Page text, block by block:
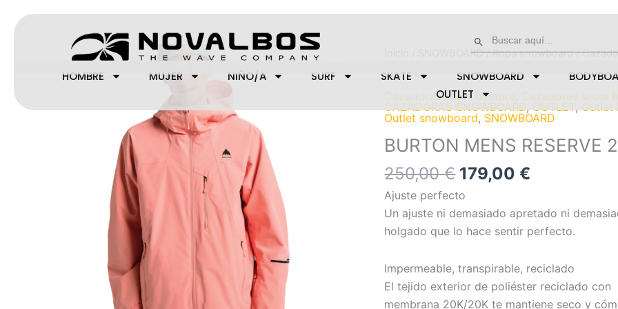
Botón de búsqueda
HOMBRE MUJER NIÑO/A SURF SKATE SNOWBOARD
OUTLET
SNOWBOARD/Ropa snowboard/
Cazadoras snow hombre Cazadoras snow
CAZADORAS SNOWBOARD OUTLET Outlet
Outlet snowboard, SNOWBOARD
BURTON MENS RESERVE
250,00€
El
precio
original
era:
250,00 €.
179,00€
El
precio
actual
es:
179,00 €.
Ajuste perfecto
Un ajuste ni demasiado apretado ni
holgado que lo hace sentir perfecto.
Impermeable, transpirable, reciclado
El tejido exterior de poliéster reciclado con
membrana 20K/20K te mantiene seco y
2L
JK
cantidad